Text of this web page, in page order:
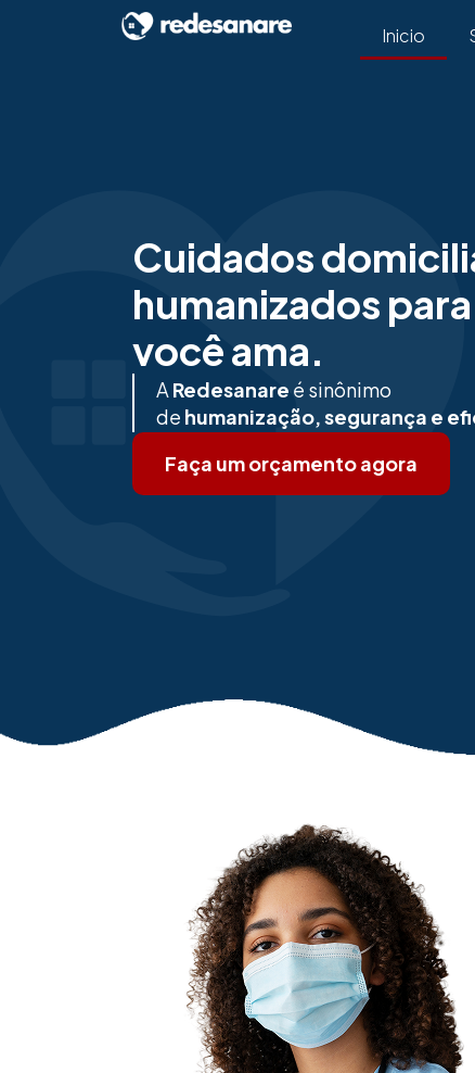
Inicio
Cuidados
humanizados
você ama.
A Redesanare é sinônimo
de humanização, segurança e
Faça um orçamento agora